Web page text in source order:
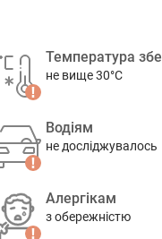
Температура
не вище 30°C
Водіям
не досліджувалось
Алергікам
з обережністю